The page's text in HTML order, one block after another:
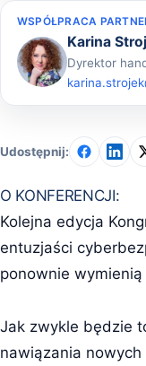
Udostępnij:
O KONFERENCJI:
Kolejna edycja
entuzjaści
ponownie
Jak zwykle będzie
nawiązania
WSPÓŁPRACA
Karina
Dyrektor